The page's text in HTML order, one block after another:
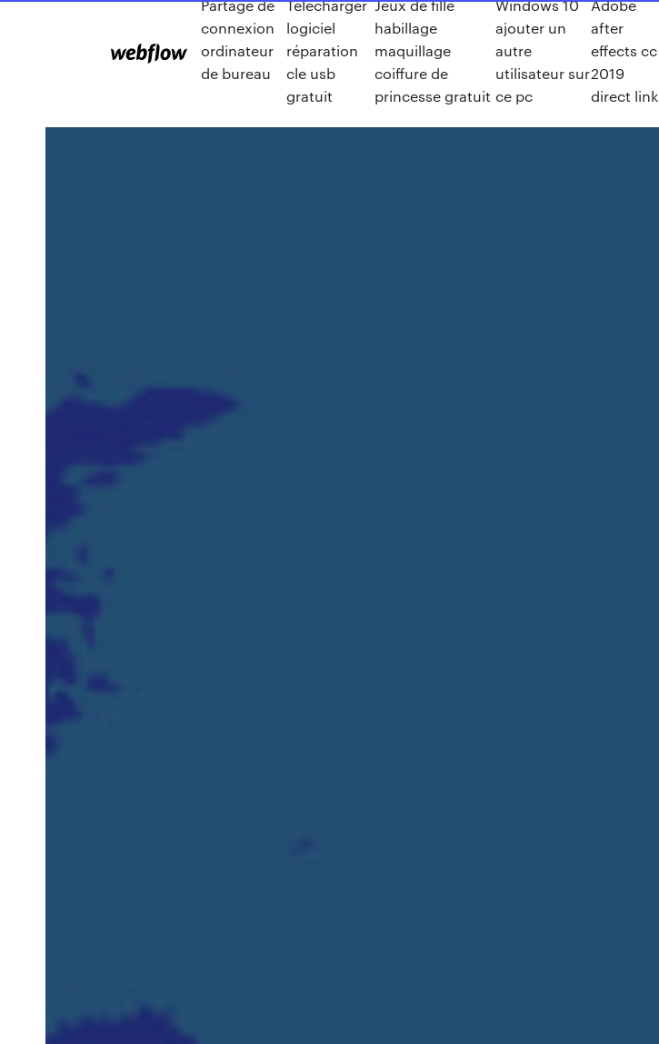
Partage de
connexion
ordinateur
de bureau
Telecharger
logiciel
réparation
cle usb
gratuit
Jeux de fille
habillage
maquillage
coiffure de
princesse gratuit
Windows 10
ajouter un
autre
utilisateur sur
ce pc
Adobe
after
effects cc
2019
direct link